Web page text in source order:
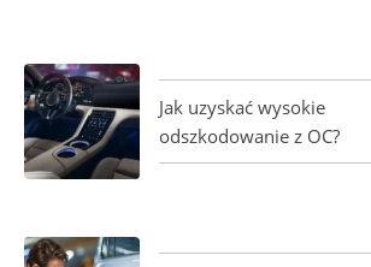
Jak uzyskać wysokie
odszkodowanie z OC?